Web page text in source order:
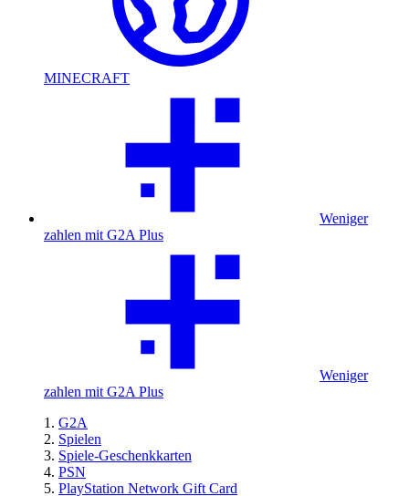
MINECRAFT
Weniger
zahlen mit G2A Plus
Weniger
zahlen mit G2A Plus
G2A
Spielen
Spiele-Geschenkkarten
PSN
PlayStation Network Gift Card